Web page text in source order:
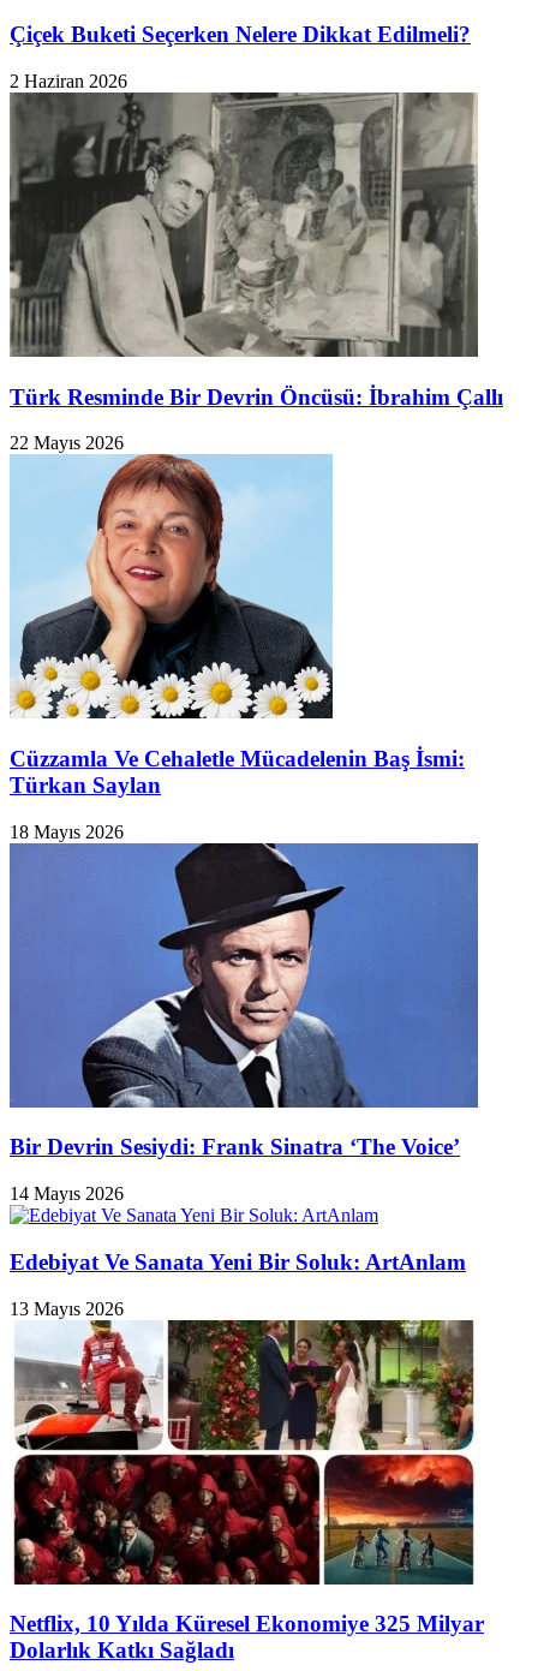
Çiçek Buketi Seçerken Nelere Dikkat Edilmeli?
2 Haziran 2026
Türk Resminde Bir Devrin Öncüsü: İbrahim Çallı
22 Mayıs 2026
Cüzzamla Ve Cehaletle Mücadelenin Baş İsmi:
Türkan Saylan
18 Mayıs 2026
Bir Devrin Sesiydi: Frank Sinatra ‘The Voice’
14 Mayıs 2026
Edebiyat Ve Sanata Yeni Bir Soluk: ArtAnlam
13 Mayıs 2026
Netflix, 10 Yılda Küresel Ekonomiye 325 Milyar
Dolarlık Katkı Sağladı